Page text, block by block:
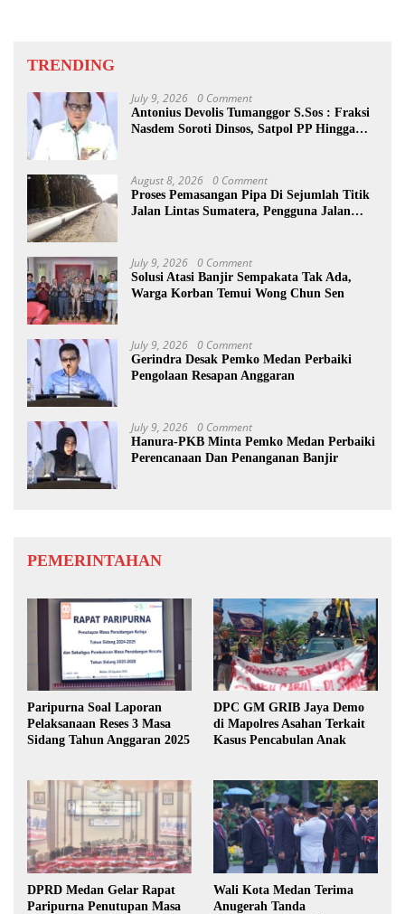
TRENDING
July 9, 2026 0 Comment
Antonius Devolis Tumanggor S.Sos : Fraksi
Nasdem Soroti Dinsos, Satpol PP Hingga
August 8, 2026 0 Comment
Proses Pemasangan Pipa Di Sejumlah Titik
Jalan Lintas Sumatera, Pengguna Jalan
July 9, 2026 0 Comment
Solusi Atasi Banjir Sempakata Tak Ada,
Warga Korban Temui Wong Chun Sen
July 9, 2026 0 Comment
Gerindra Desak Pemko Medan Perbaiki
Pengolaan Resapan Anggaran
July 9, 2026 0 Comment
Hanura-PKB Minta Pemko Medan Perbaiki
Perencanaan Dan Penanganan Banjir
PEMERINTAHAN
Paripurna Soal Laporan
Pelaksanaan Reses 3 Masa
Sidang Tahun Anggaran 2025
DPC GM GRIB Jaya Demo
di Mapolres Asahan Terkait
Kasus Pencabulan Anak
DPRD Medan Gelar Rapat
Paripurna Penutupan Masa
Wali Kota Medan Terima
Anugerah Tanda